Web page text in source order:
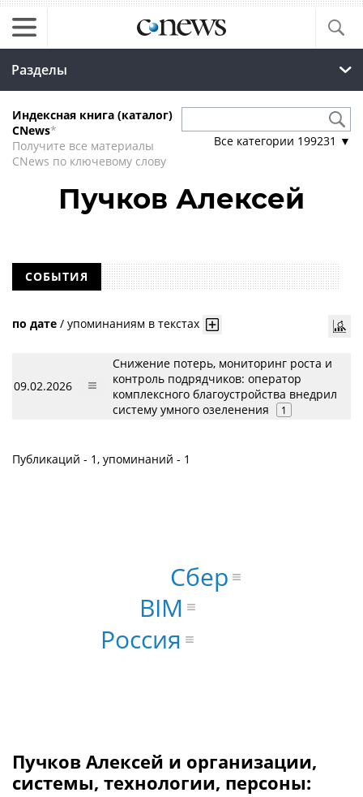
Разделы
Индексная книга (каталог)
CNews*
Получите все материалы
CNews по ключевому слову
Все категории 199231 ▼
Пучков Алексей
СОБЫТИЯ
по дате / упоминаниям в текстах
09.02.2026
Снижение потерь, мониторинг роста и
контроль подрядчиков: оператор
комплексного благоустройства внедрил
систему умного озеленения
1
Публикаций - 1, упоминаний - 1
BIM
Сбер
Россия
Пучков Алексей и организации,
системы, технологии, персоны: